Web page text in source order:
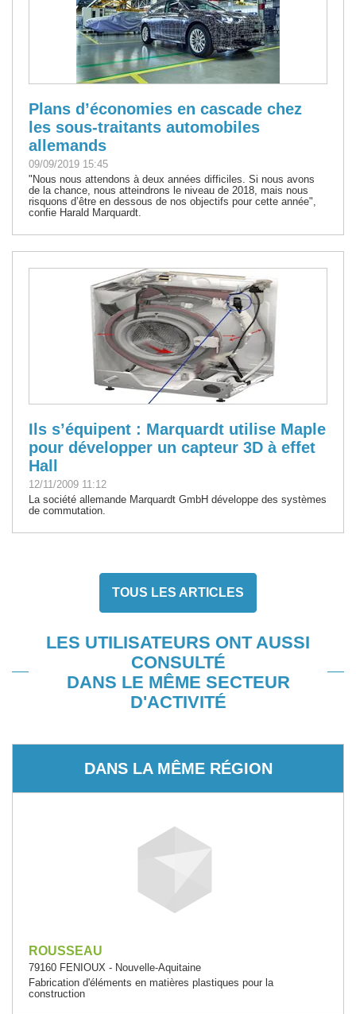
Plans d’économies en cascade chez
les sous-traitants automobiles
allemands
09/09/2019 15:45
"Nous nous attendons à deux années difficiles. Si nous avons
de la chance, nous atteindrons le niveau de 2018, mais nous
risquons d’être en dessous de nos objectifs pour cette année",
confie Harald Marquardt.
Ils s’équipent : Marquardt utilise Maple
pour développer un capteur 3D à effet
Hall
12/11/2009 11:12
La société allemande Marquardt GmbH développe des systèmes
de commutation.
TOUS LES ARTICLES
LES UTILISATEURS ONT AUSSI
CONSULTÉ
DANS LE MÊME SECTEUR
D'ACTIVITÉ
DANS LA MÊME RÉGION
ROUSSEAU
79160 FENIOUX - Nouvelle-Aquitaine
Fabrication d'éléments en matières plastiques pour la
construction